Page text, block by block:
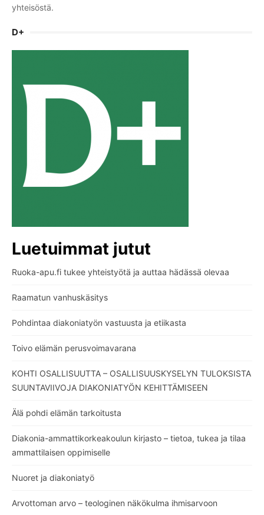
yhteisöstä.
D+
Luetuimmat jutut
Ruoka-apu.fi tukee yhteistyötä ja auttaa hädässä olevaa
Raamatun vanhuskäsitys
Pohdintaa diakoniatyön vastuusta ja etiikasta
Toivo elämän perusvoimavarana
KOHTI OSALLISUUTTA – OSALLISUUSKYSELYN TULOKSISTA
SUUNTAVIIVOJA DIAKONIATYÖN KEHITTÄMISEEN
Älä pohdi elämän tarkoitusta
Diakonia-ammattikorkeakoulun kirjasto – tietoa, tukea ja tilaa
ammattilaisen oppimiselle
Nuoret ja diakoniatyö
Arvottoman arvo – teologinen näkökulma ihmisarvoon